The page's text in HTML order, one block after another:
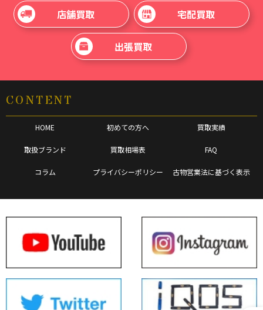
店舗買取 宅配買取
出張買取
CONTENT
HOME 初めての方へ 買取実績
取扱ブランド 買取相場表 FAQ
コラム プライバシーポリシー 古物営業法に基づく表示